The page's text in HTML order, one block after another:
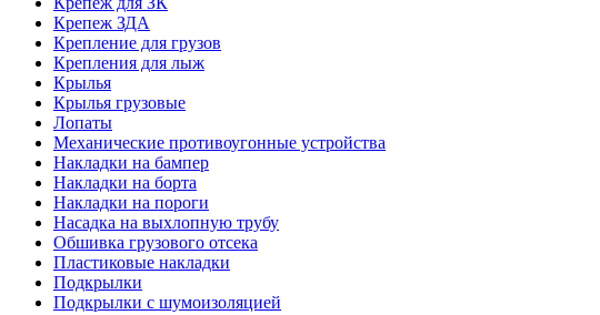
Крепеж ЗДА
Крепление для грузов
Крепления для лыж
Крылья
Крылья грузовые
Лопаты
Механические противоугонные устройства
Накладки на бампер
Накладки на борта
Накладки на пороги
Насадка на выхлопную трубу
Обшивка грузового отсека
Пластиковые накладки
Подкрылки
Подкрылки с шумоизоляцией